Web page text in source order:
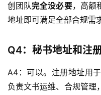
创团队完全没必要，高额
地址即可满足全部合规需
Q4：秘书地址和注
A4：可以。注册地址用
负责文书运维、合规管理